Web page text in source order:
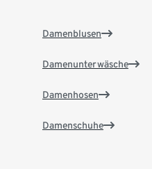
Damenblusen
Damenunterwäsche
Damenhosen
Damenschuhe